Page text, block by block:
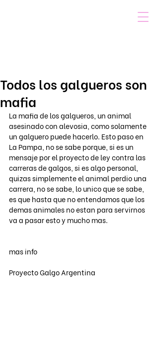
Todos los galgueros son
mafia
La mafia de los galgueros, un animal
asesinado con alevosia, como solamente
un galguero puede hacerlo. Esto paso en
La Pampa, no se sabe porque, si es un
mensaje por el proyecto de ley contra las
carreras de galgos, si es algo personal,
quizas simplemente el animal perdio una
carrera, no se sabe, lo unico que se sabe,
es que hasta que no entendamos que los
demas animales no estan para servirnos
va a pasar esto y mucho mas.
mas info
Proyecto Galgo Argentina